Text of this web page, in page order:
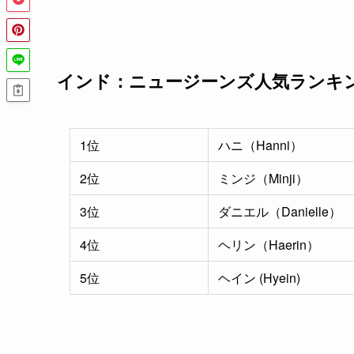
インド：ニュージーンズ人気ランキ
1位
ハニ（Hanni）
2位
ミンジ（Minji）
3位
ダニエル（Danielle）
4位
ヘリン（Haerin）
5位
ヘイン (Hyein)